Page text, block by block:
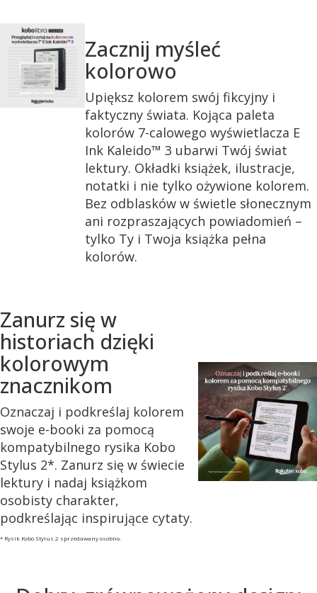
Zacznij myśleć
kolorowo
Upiększ kolorem swój fikcyjny i
faktyczny świata. Kojąca paleta
kolorów 7-calowego wyświetlacza E
Ink Kaleido™ 3 ubarwi Twój świat
lektury. Okładki książek, ilustracje,
notatki i nie tylko ożywione kolorem.
Bez odblasków w świetle słonecznym
ani rozpraszających powiadomień –
tylko Ty i Twoja książka pełna
kolorów.
Zanurz się w
historiach dzięki
kolorowym
znacznikom
Oznaczaj i podkreślaj kolorem
swoje e-booki za pomocą
kompatybilnego rysika Kobo
Stylus 2*. Zanurz się w świecie
lektury i nadaj książkom
osobisty charakter,
podkreślając inspirujące cytaty.
* Rysik Kobo Stylus 2 sprzedawany osobno.